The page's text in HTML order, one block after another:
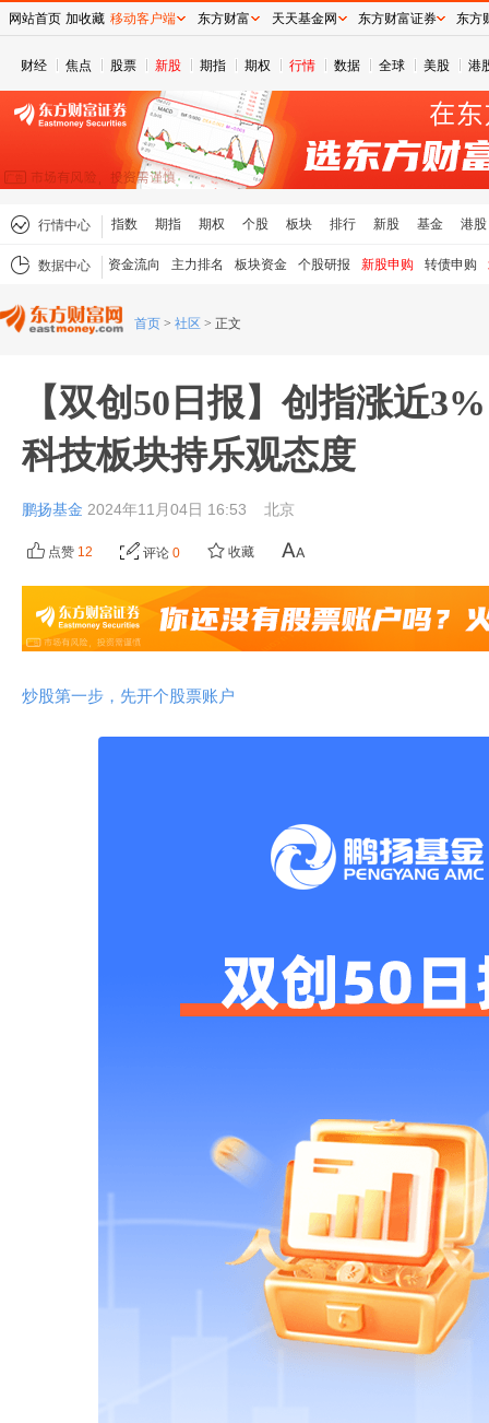
财经 焦点 股票 新股 期指 期权 行情 数据 全球 美股 港
行情中心 指数 期指 期权 个股 板块 排行 新股 基金 港股
数据中心 资金流向 主力排名 板块资金 个股研报 新股申购 转债申购
首页 > 社区 > 正文
【双创50日报】创指涨近
科技板块持乐观态度
鹏扬基金 2024年11月04日 16:53 北京
点赞 12 评论 0 收藏
炒股第一步，先开个股票账户
网站首页 加收藏 移动客户端 东方财富 天天基金网 东方财富证券 东方